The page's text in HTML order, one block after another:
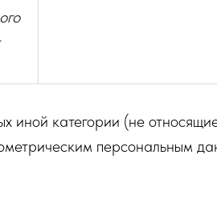
иной категории (не
персональным